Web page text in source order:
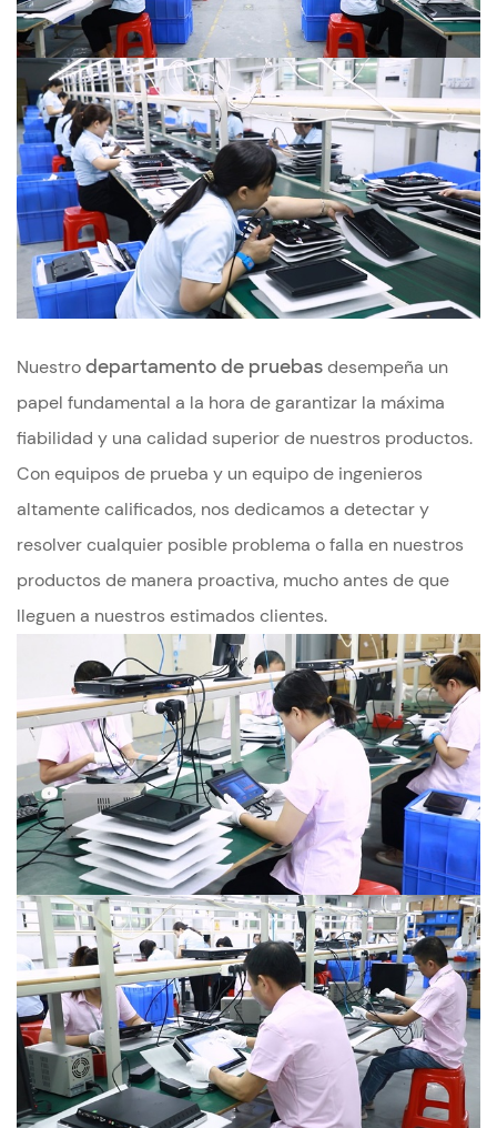
Nuestrodepartamento de pruebasdesempeña un
papel fundamental a la hora de garantizar la máxima
fiabilidad y una calidad superior de nuestros productos.
Con equipos de prueba y un equipo de ingenieros
altamente calificados, nos dedicamos a detectar y
resolver cualquier posible problema o falla en nuestros
productos de manera proactiva, mucho antes de que
lleguen a nuestros estimados clientes.